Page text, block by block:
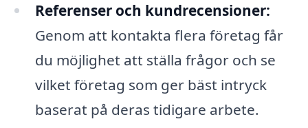
Referenser och kundrecensioner:
Genom att kontakta flera företag får
du möjlighet att ställa frågor och se
vilket företag som ger bäst intryck
baserat på deras tidigare arbete.